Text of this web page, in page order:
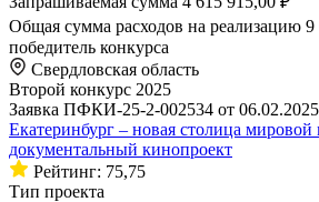
Общая сумма расходов на реализацию 9
победитель конкурса
Свердловская область
Второй конкурс 2025
Заявка ПФКИ-25-2-002534 от 06.02.2025
Екатеринбург – новая столица
документальный кинопроект
Рейтинг: 75,75
Тип проекта